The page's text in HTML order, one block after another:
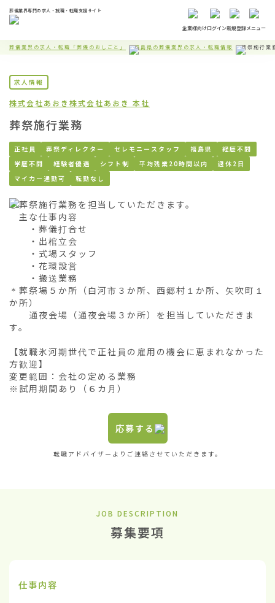
葬儀業界専門の求人・就職・転職支援サイト
企業様向けログイン新規登録メニュー
葬儀業界の求人・転職「葬儀のおしごと」 福島県の葬儀業界の求人・転職情報 葬祭施行業
求人情報
株式会社あおき 株式会社あおき 本社
葬祭施行業務
正社員 葬祭ディレクター セレモニースタッフ 福島県
経歴不問
学歴不問
経験者優遇 シフト制 平均残業20時間以内
週休2日
マイカー通勤可
転勤なし
○葬祭施行業務を担当していただきます。
主な仕事内容
・葬儀打合せ
・出棺立会
・式場スタッフ
・花環設営
・搬送業務
＊葬祭場５か所（白河市３か所、西郷村１か所、矢吹町１
か所）
通夜会場（通夜会場３か所）を担当していただきま
す。
【就職氷河期世代で正社員の雇用の機会に恵まれなかった
方歓迎】
変更範囲：会社の定める業務
※試用期間あり（６カ月）
応募する
転職アドバイザーよりご連絡させていただきます。
JOB DESCRIPTION
募集要項
仕事内容